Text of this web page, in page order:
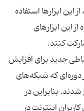
ابزارها استفاده
این ابزارهای
جدید برای افزایش
که شبکه‌های
بنابراین در
اینترنت در